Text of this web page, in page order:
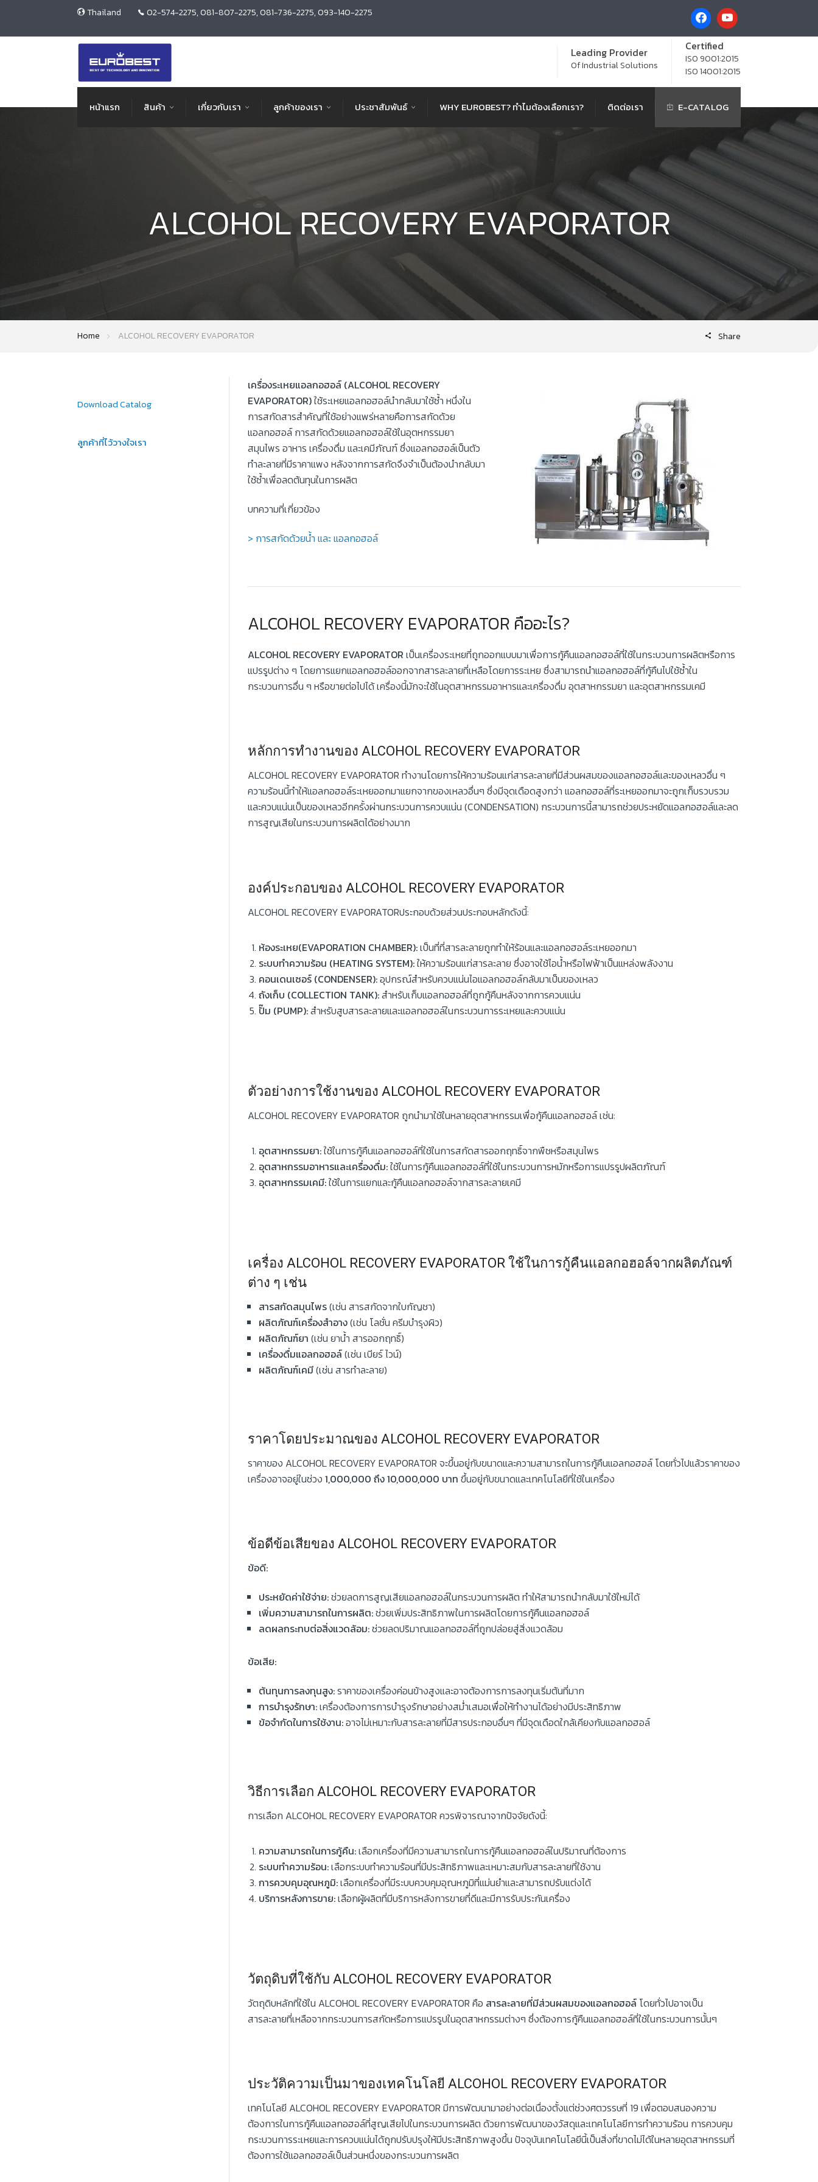
Thailand 02-574-2275, 081-807-2275, 081-736-2275, 093-140-2275
Certified
ISO 9001:2015
ISO 14001:2015
Leading Provider
Of Industrial Solutions
หน้าแรก สินค้า เกี่ยวกับเรา ลูกค้าของเรา ประชาสัมพันธ์ WHY EUROBEST? ทำไมต้องเลือกเรา? E-CATALOG
ติดต่อเรา
ALCOHOL RECOVERY EVAPORATOR
Home ALCOHOL RECOVERY EVAPORATOR Share
เครื่องระเหยแอลกอฮอล์ (ALCOHOL RECOVERY
EVAPORATOR)ใช้ระเหยแอลกอฮอล์นำกลับมาใช้ซ้ำ หนึ่งใน
การสกัดสารสำคัญที่ใช้อย่างแพร่หลายคือการสกัดด้วย
แอลกอฮอล์ การสกัดด้วยแอลกอฮอล์ใช้ในอุตหกรรมยา
สมุนไพร อาหาร เครื่องดื่ม และเคมีภัณฑ์ ซึ่งแอลกอฮอล์เป็นตัว
ทำละลายที่มีราคาแพง หลังจากการสกัดจึงจำเป็นต้องนำกลับมา
ใช้ซ้ำเพื่อลดต้นทุนในการผลิต
บทความที่เกี่ยวข้อง
> การสกัดด้วยน้ำ และ แอลกอฮอล์
ALCOHOL RECOVERY EVAPORATOR คืออะไร?
ALCOHOL RECOVERY EVAPORATOR เป็นเครื่องระเหยที่ถูกออกแบบมาเพื่อการกู้คืนแอลกอฮอล์ที่ใช้ในกระบวนการผลิตหรือการ
แปรรูปต่าง ๆ โดยการแยกแอลกอฮอล์ออกจากสารละลายที่เหลือโดยการระเหย ซึ่งสามารถนำแอลกอฮอล์ที่กู้คืนไปใช้ซ้ำใน
กระบวนการอื่น ๆ หรือขายต่อไปได้ เครื่องนี้มักจะใช้ในอุตสาหกรรมอาหารและเครื่องดื่ม อุตสาหกรรมยา และอุตสาหกรรมเคมี
หลักการทำงานของ ALCOHOL RECOVERY EVAPORATOR
ALCOHOL RECOVERY EVAPORATOR ทำงานโดยการให้ความร้อนแก่สารละลายที่มีส่วนผสมของแอลกอฮอล์และของเหลวอื่น ๆ
ความร้อนนี้ทำให้แอลกอฮอล์ระเหยออกมาแยกจากของเหลวอื่นๆ ซึ่งมีจุดเดือดสูงกว่า แอลกอฮอล์ที่ระเหยออกมาจะถูกเก็บรวบรวม
และควบแน่นเป็นของเหลวอีกครั้งผ่านกระบวนการควบแน่น (CONDENSATION) กระบวนการนี้สามารถช่วยประหยัดแอลกอฮอล์และลด
การสูญเสียในกระบวนการผลิตได้อย่างมาก
องค์ประกอบของ ALCOHOL RECOVERY EVAPORATOR
ALCOHOL RECOVERY EVAPORATORประกอบด้วยส่วนประกอบหลักดังนี้:
ห้องระเหย(EVAPORATION CHAMBER):เป็นที่ที่สารละลายถูกทำให้ร้อนและแอลกอฮอล์ระเหยออกมา
ระบบทำความร้อน (HEATING SYSTEM):ให้ความร้อนแก่สารละลาย ซึ่งอาจใช้ไอน้ำหรือไฟฟ้าเป็นแหล่งพลังงาน
คอนเดนเซอร์ (CONDENSER):อุปกรณ์สำหรับควบแน่นไอแอลกอฮอล์กลับมาเป็นของเหลว
ถังเก็บ (COLLECTION TANK):สำหรับเก็บแอลกอฮอล์ที่ถูกกู้คืนหลังจากการควบแน่น
ปั๊ม (PUMP):สำหรับสูบสารละลายและแอลกอฮอล์ในกระบวนการระเหยและควบแน่น
ตัวอย่างการใช้งานของ ALCOHOL RECOVERY EVAPORATOR
ALCOHOL RECOVERY EVAPORATOR ถูกนำมาใช้ในหลายอุตสาหกรรมเพื่อกู้คืนแอลกอฮอล์ เช่น:
อุตสาหกรรมยา:ใช้ในการกู้คืนแอลกอฮอล์ที่ใช้ในการสกัดสารออกฤทธิ์จากพืชหรือสมุนไพร
อุตสาหกรรมอาหารและเครื่องดื่ม:ใช้ในการกู้คืนแอลกอฮอล์ที่ใช้ในกระบวนการหมักหรือการแปรรูปผลิตภัณฑ์
อุตสาหกรรมเคมี:ใช้ในการแยกและกู้คืนแอลกอฮอล์จากสารละลายเคมี
เครื่อง ALCOHOL RECOVERY EVAPORATOR ใช้ในการกู้คืนแอลกอฮอล์จากผลิตภัณฑ์
ต่าง ๆ เช่น
สารสกัดสมุนไพร(เช่น สารสกัดจากใบกัญชา)
ผลิตภัณฑ์เครื่องสำอาง(เช่น โลชั่น ครีมบำรุงผิว)
ผลิตภัณฑ์ยา (เช่น ยาน้ำ สารออกฤทธิ์)
เครื่องดื่มแอลกอฮอล์(เช่น เบียร์ ไวน์)
ผลิตภัณฑ์เคมี(เช่น สารทำละลาย)
ราคาโดยประมาณของ ALCOHOL RECOVERY EVAPORATOR
ราคาของ ALCOHOL RECOVERY EVAPORATOR จะขึ้นอยู่กับขนาดและความสามารถในการกู้คืนแอลกอฮอล์ โดยทั่วไปแล้วราคาของ
เครื่องอาจอยู่ในช่วง 1,000,000 ถึง 10,000,000 บาท ขึ้นอยู่กับขนาดและเทคโนโลยีที่ใช้ในเครื่อง
ข้อดีข้อเสียของ ALCOHOL RECOVERY EVAPORATOR
ข้อดี:
ประหยัดค่าใช้จ่าย:ช่วยลดการสูญเสียแอลกอฮอล์ในกระบวนการผลิต ทำให้สามารถนำกลับมาใช้ใหม่ได้
เพิ่มความสามารถในการผลิต:ช่วยเพิ่มประสิทธิภาพในการผลิตโดยการกู้คืนแอลกอฮอล์
ลดผลกระทบต่อสิ่งแวดล้อม:ช่วยลดปริมาณแอลกอฮอล์ที่ถูกปล่อยสู่สิ่งแวดล้อม
ข้อเสีย:
ต้นทุนการลงทุนสูง:ราคาของเครื่องค่อนข้างสูงและอาจต้องการการลงทุนเริ่มต้นที่มาก
การบำรุงรักษา:เครื่องต้องการการบำรุงรักษาอย่างสม่ำเสมอเพื่อให้ทำงานได้อย่างมีประสิทธิภาพ
ข้อจำกัดในการใช้งาน:อาจไม่เหมาะกับสารละลายที่มีสารประกอบอื่นๆ ที่มีจุดเดือดใกล้เคียงกับแอลกอฮอล์
วิธีการเลือก ALCOHOL RECOVERY EVAPORATOR
การเลือก ALCOHOL RECOVERY EVAPORATOR ควรพิจารณาจากปัจจัยดังนี้:
ความสามารถในการกู้คืน:เลือกเครื่องที่มีความสามารถในการกู้คืนแอลกอฮอล์ในปริมาณที่ต้องการ
ระบบทำความร้อน:เลือกระบบทำความร้อนที่มีประสิทธิภาพและเหมาะสมกับสารละลายที่ใช้งาน
การควบคุมอุณหภูมิ:เลือกเครื่องที่มีระบบควบคุมอุณหภูมิที่แม่นยำและสามารถปรับแต่งได้
บริการหลังการขาย:เลือกผู้ผลิตที่มีบริการหลังการขายที่ดีและมีการรับประกันเครื่อง
วัตถุดิบที่ใช้กับ ALCOHOL RECOVERY EVAPORATOR
วัตถุดิบหลักที่ใช้ใน ALCOHOL RECOVERY EVAPORATOR คือ สารละลายที่มีส่วนผสมของแอลกอฮอล์ โดยทั่วไปอาจเป็น
สารละลายที่เหลือจากกระบวนการสกัดหรือการแปรรูปในอุตสาหกรรมต่างๆ ซึ่งต้องการกู้คืนแอลกอฮอล์ที่ใช้ในกระบวนการนั้นๆ
ประวัติความเป็นมาของเทคโนโลยี ALCOHOL RECOVERY EVAPORATOR
เทคโนโลยี ALCOHOL RECOVERY EVAPORATOR มีการพัฒนามาอย่างต่อเนื่องตั้งแต่ช่วงศตวรรษที่ 19 เพื่อตอบสนองความ
ต้องการในการกู้คืนแอลกอฮอล์ที่สูญเสียไปในกระบวนการผลิต ด้วยการพัฒนาของวัสดุและเทคโนโลยีการทำความร้อน การควบคุม
กระบวนการระเหยและการควบแน่นได้ถูกปรับปรุงให้มีประสิทธิภาพสูงขึ้น ปัจจุบันเทคโนโลยีนี้เป็นสิ่งที่ขาดไม่ได้ในหลายอุตสาหกรรมที่
ต้องการใช้แอลกอฮอล์เป็นส่วนหนึ่งของกระบวนการผลิต
Download Catalog
ลูกค้าที่ไว้วางใจเรา